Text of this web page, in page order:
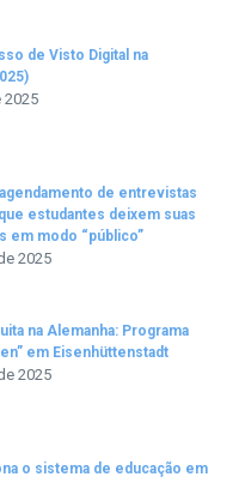
de Visto Digital na
2025
de entrevistas
estudantes deixem suas
em modo “público”
2025
na Alemanha: Programa
em Eisenhüttenstadt
2025
o sistema de educação em